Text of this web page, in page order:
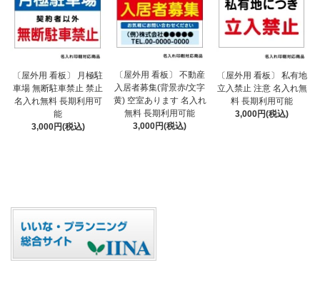
〔屋外用 看板〕 月極駐
車場 無断駐車禁止 禁止
名入れ無料 長期利用可
能
3,000円(税込)
〔屋外用 看板〕 不動産
入居者募集(背景赤/文字
黄) 空室あります 名入れ
無料 長期利用可能
3,000円(税込)
〔屋外用 看板〕 私有地
立入禁止 注意 名入れ無
料 長期利用可能
3,000円(税込)